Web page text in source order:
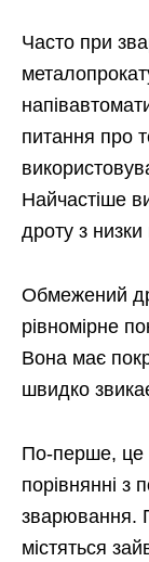
Часто при
питання про
Найчастіше
дроту з
Обмежений
рівномірне
Вона має
швидко
По-перше, це
порівнянні з
зварювання.
містяться